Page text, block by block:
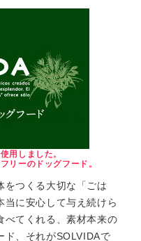
用しました。
リーのドッグフード。
をつくる大切な「ごは
当に安心して与え続けら
べてくれる、素材本来の
ド、それがSOLVIDAで